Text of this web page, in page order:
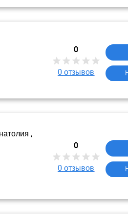
0
0 отзывов
,
0
0 отзывов